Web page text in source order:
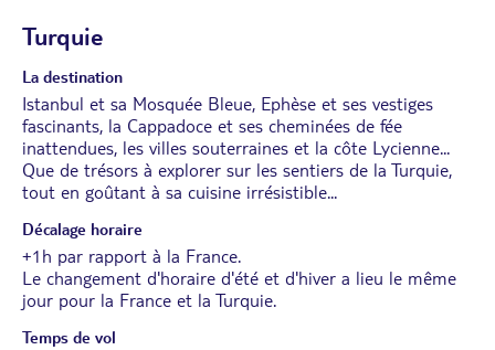
Turquie
La destination
Istanbul et sa Mosquée Bleue, Ephèse et ses vestiges
fascinants, la Cappadoce et ses cheminées de fée
inattendues, les villes souterraines et la côte Lycienne...
Que de trésors à explorer sur les sentiers de la Turquie,
tout en goûtant à sa cuisine irrésistible...
Décalage horaire
+1h par rapport à la France.
Le changement d'horaire d'été et d'hiver a lieu le même
jour pour la France et la Turquie.
Temps de vol